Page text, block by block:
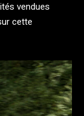
vendues
cette